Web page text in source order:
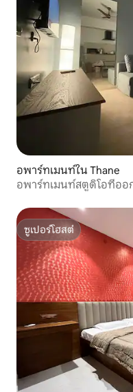
อพาร์ทเมนท์ใน Thane
อพาร์ทเมนท์สตูดิโอที่ออ
ซูเปอร์โฮสต์
ซูเปอร์โฮสต์